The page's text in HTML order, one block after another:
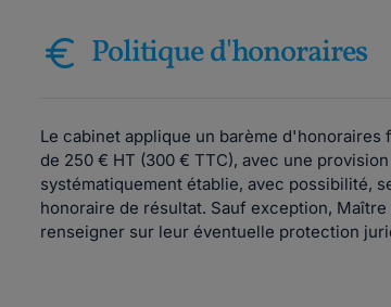
Politique d'honoraires
Le cabinet applique un barème
de 250 € HT (300 € TTC), avec une
systématiquement établie, avec possibilité,
honoraire de résultat. Sauf exception,
renseigner sur leur éventuelle protection